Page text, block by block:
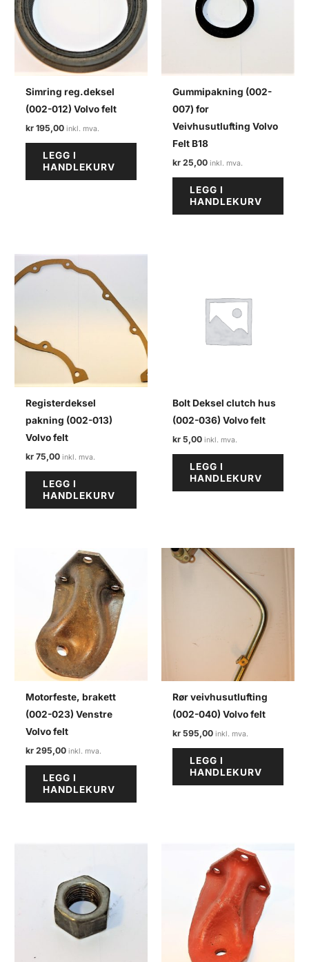
Simring reg.deksel
(002-012) Volvo felt
kr 195,00
LEGG I
HANDLEKURV
Gummipakning (002-
007) for
Veivhusutlufting Volvo
Felt B18
kr 25,00
LEGG I
HANDLEKURV
Registerdeksel
pakning (002-013)
Volvo felt
kr 75,00
LEGG I
HANDLEKURV
Bolt Deksel clutch hus
(002-036) Volvo felt
kr 5,00
LEGG I
HANDLEKURV
Motorfeste, brakett
(002-023) Venstre
Volvo felt
kr 295,00
LEGG I
HANDLEKURV
Rør veivhusutlufting
(002-040) Volvo felt
kr 595,00
LEGG I
HANDLEKURV